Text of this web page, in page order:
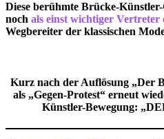
Diese berühmte Brücke-
noch als einst wichtiger Vertreter
Wegbereiter der klassischen
Kurz nach der Auflösung „Der
als „Gegen-Protest“ erneut
Künstler-Bewegung: „